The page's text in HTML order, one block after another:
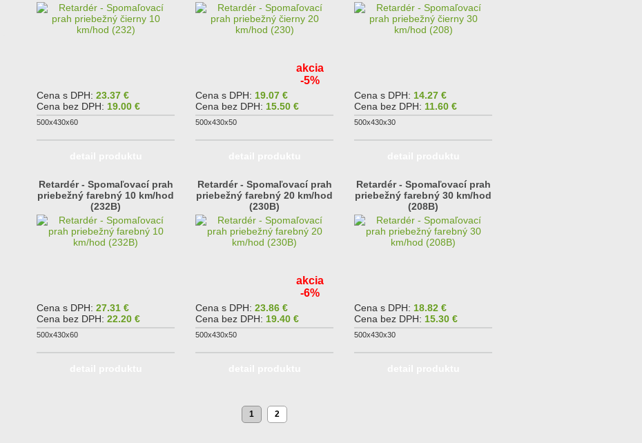
Cena s DPH: 23.37 €
Cena bez DPH: 19.00 €
500x430x60
akcia
-5%
Cena s DPH: 19.07 €
Cena bez DPH: 15.50 €
500x430x50
Cena s DPH: 14.27 €
Cena bez DPH: 11.60 €
500x430x30
Retardér - Spomaľovací prah
priebežný farebný 10 km/hod
(232B)
Cena s DPH: 27.31 €
Cena bez DPH: 22.20 €
500x430x60
Retardér - Spomaľovací prah
priebežný farebný 20 km/hod
(230B)
akcia
-6%
Cena s DPH: 23.86 €
Cena bez DPH: 19.40 €
500x430x50
Retardér - Spomaľovací prah
priebežný farebný 30 km/hod
(208B)
Cena s DPH: 18.82 €
Cena bez DPH: 15.30 €
500x430x30
Predchádzajúca
1 2